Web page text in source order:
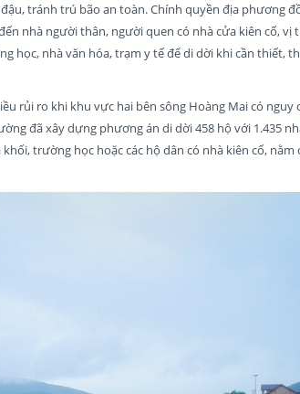
tránh trú bão an toàn. Chính quyền địa phương
nhà người thân, người quen có nhà cửa kiên cố, vị
học, nhà văn hóa, trạm y tế để di dời khi cần thiết,
rủi ro khi khu vực hai bên sông Hoàng Mai có nguy
đã xây dựng phương án di dời 458 hộ với 1.435
trường học hoặc các hộ dân có nhà kiên cố, nằm